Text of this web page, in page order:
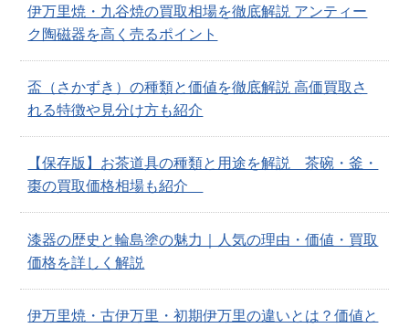
伊万里焼・九谷焼の買取相場を徹底解説 アンティー
ク陶磁器を高く売るポイント
盃（さかずき）の種類と価値を徹底解説 高価買取さ
れる特徴や見分け方も紹介
【保存版】お茶道具の種類と用途を解説 茶碗・釜・
棗の買取価格相場も紹介
漆器の歴史と輪島塗の魅力｜人気の理由・価値・買取
価格を詳しく解説
伊万里焼・古伊万里・初期伊万里の違いとは？価値と